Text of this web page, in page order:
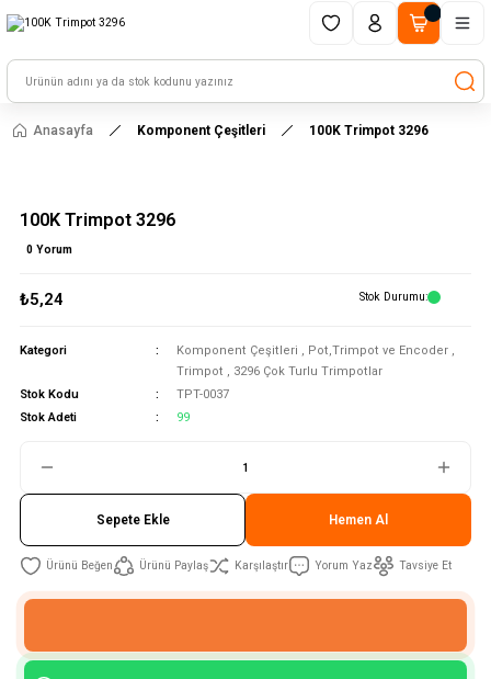
HAYAL ET - TASARLA - ÇALIŞTIR
Anasayfa Komponent Çeşitleri 100K Trimpot 3296
100K Trimpot 3296
0 Yorum
₺5,24 Stok Durumu
Kategori Komponent Çeşitleri , Pot,Trimpot ve Encoder ,
Trimpot , 3296 Çok Turlu Trimpotlar
Stok Kodu
TPT-0037
Stok Adeti
99
Sepete Ekle Hemen Al
Ürünü Paylaş Karşılaştır Yorum Yaz Tavsiye Et